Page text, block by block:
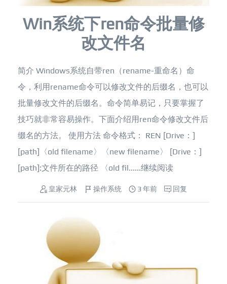
Win系统下ren命令批量修
改文件名
简介 Windows系统自带ren（rename-重命名）命
令，利用rename命令可以修改文件的后缀名，也可以
批量修改文件的后缀名。命令简单易记，只要掌握了
技巧就非常容易操作。下面介绍用ren命令修改文件后
缀名的方法。 使用方法 命令格式： REN [Drive：]
[path]〈old filename〉〈new filename〉 [Drive：]
[path]:文件所在的路径 〈old fil......继续阅读
皇家元林 操作系统 3 年前 回复